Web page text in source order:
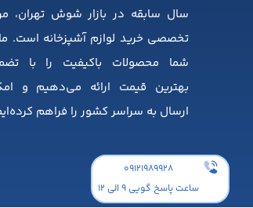
سال سابقه در بازار شوش تهران،
تخصصی خرید لوازم آشپزخانه است.
شما محصولات باکیفیت را با
بهترین قیمت ارائه می‌دهیم و
ارسال به سراسر کشور را فراهم
۰۹۱۲۱۹۸۹۹۲۸
ساعت پاسخ گویی 9 الی 12